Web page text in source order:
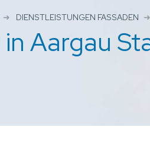
DIENSTLEISTUNGEN FASSADEN
Aargau